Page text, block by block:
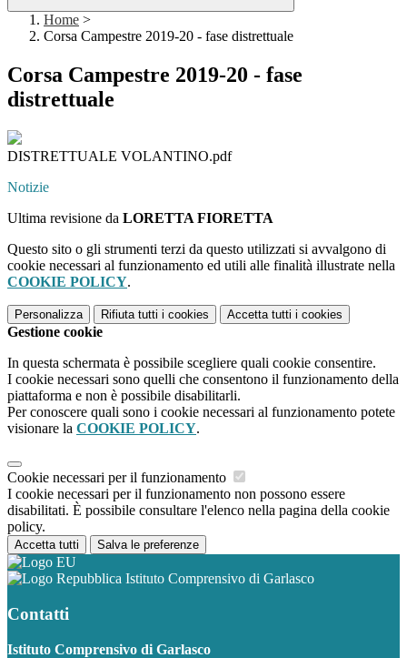
Home >
Corsa Campestre 2019-20 - fase distrettuale
Corsa Campestre 2019-20 - fase
distrettuale
DISTRETTUALE VOLANTINO.pdf
Notizie
Ultima revisione da LORETTA FIORETTA
Questo sito o gli strumenti terzi da questo utilizzati si avvalgono di
cookie necessari al funzionamento ed utili alle finalità illustrate nella
COOKIE POLICY.
Personalizza Rifiuta tutti i cookies Accetta tutti i cookies
Gestione cookie
In questa schermata è possibile scegliere quali cookie consentire.
I cookie necessari sono quelli che consentono il funzionamento della
piattaforma e non è possibile disabilitarli.
Per conoscere quali sono i cookie necessari al funzionamento potete
visionare la COOKIE POLICY.
Cookie necessari per il funzionamento
I cookie necessari per il funzionamento non possono essere
disabilitati. È possibile consultare l'elenco nella pagina della cookie
policy.
Accetta tutti Salva le preferenze
Istituto Comprensivo di Garlasco
Contatti
Istituto Comprensivo di Garlasco